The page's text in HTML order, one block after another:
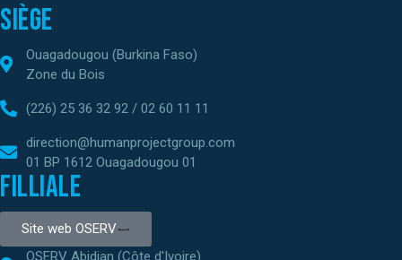
Siège
Ouagadougou (Burkina Faso)
Zone du Bois
(226) 25 36 32 92 / 02 60 11 11
direction@humanprojectgroup.com
01 BP 1612 Ouagadougou 01
Filliale
Site web OSERV
OSERV Abidjan (Côte d'Ivoire)